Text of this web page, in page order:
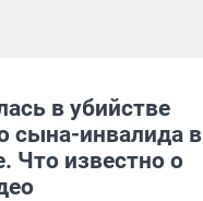
в убийстве
сына-инвалида в
Что известно о